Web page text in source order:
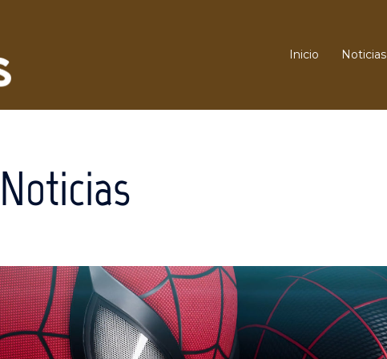
Inicio Noticias
Noticias